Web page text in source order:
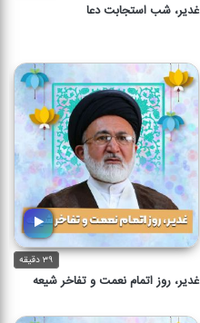
غدیر، شب استجابت دعا
۳۹ دقیقه
غدیر، روز اتمام نعمت و تفاخر شیعه